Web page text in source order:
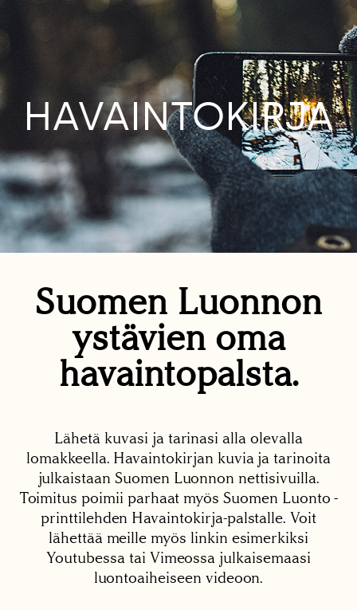
HAVAINTOKIRJA
Suomen Luonnon
ystävien oma
havaintopalsta.
Lähetä kuvasi ja tarinasi alla olevalla
lomakkeella. Havaintokirjan kuvia ja tarinoita
julkaistaan Suomen Luonnon nettisivuilla.
Toimitus poimii parhaat myös Suomen Luonto -
printtilehden Havaintokirja-palstalle. Voit
lähettää meille myös linkin esimerkiksi
Youtubessa tai Vimeossa julkaisemaasi
luontoaiheiseen videoon.